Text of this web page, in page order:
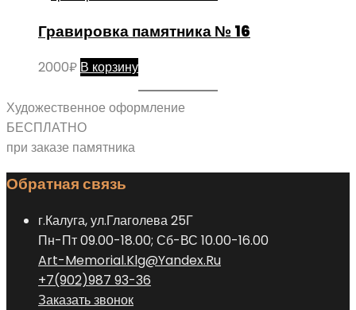
Гравировка памятника № 16
2000₽ В корзину
Художественное оформление
БЕСПЛАТНО
при заказе памятника
Обратная связь
г.Калуга, ул.Глаголева 25Г
Пн-Пт 09.00-18.00; Сб-ВС 10.00-16.00
Art-Memorial.Klg@Yandex.Ru
+7(902)987 93-36
Заказать звонок